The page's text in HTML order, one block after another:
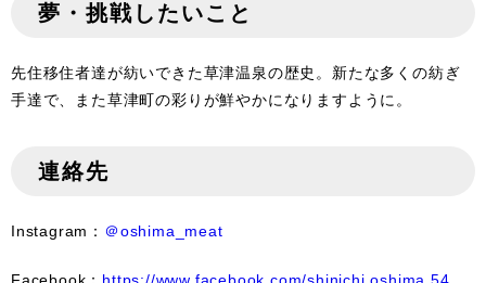
夢・挑戦したいこと
先住移住者達が紡いできた草津温泉の歴史。新たな多くの紡ぎ
手達で、また草津町の彩りが鮮やかになりますように。
連絡先
Instagram： ＠oshima_meat